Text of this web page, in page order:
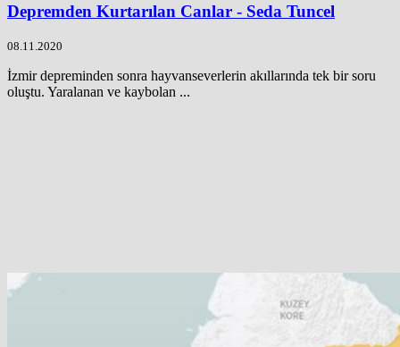
Depremden Kurtarılan Canlar - Seda Tuncel
08.11.2020
İzmir depreminden sonra hayvanseverlerin akıllarında tek bir soru
oluştu. Yaralanan ve kaybolan ...